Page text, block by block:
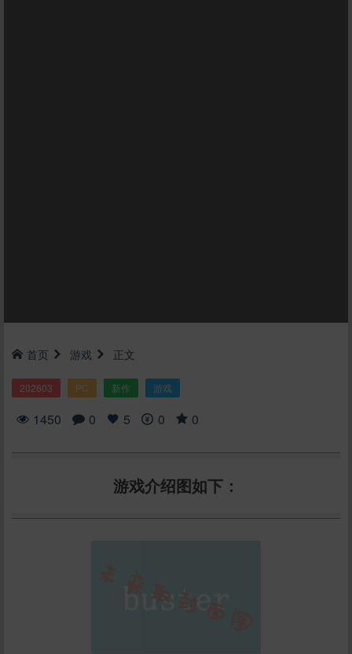
首页 游戏 正文
202603 PC 新作 游戏
1450 0 5 0 0
游戏介绍图如下：